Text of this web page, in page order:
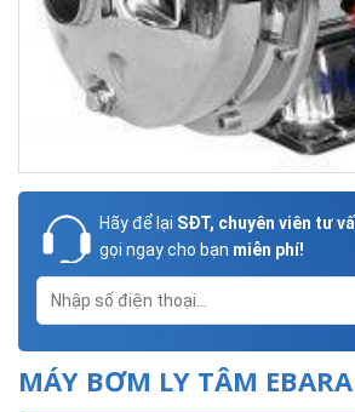
Hãy để lại SĐT, chuyên viên tư
gọi ngay cho bạn miễn phí!
MÁY BƠM LY TÂM